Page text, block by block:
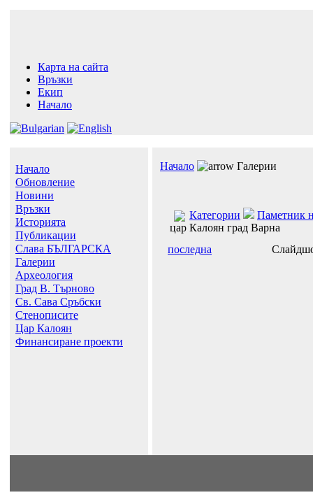
Карта на сайта
Връзки
Екип
Начало
Начало
Обновление
Новини
Връзки
Историята
Публикации
Слава БЪЛГАРСКА
Галерии
Археология
Град В. Търново
Св. Сава Сръбски
Стенописите
Цар Калоян
Финансиране проекти
Начало Галерии
Категории
Паметник
цар Калоян град Варна
последна